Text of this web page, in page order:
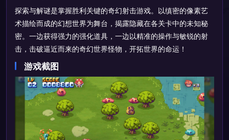
探索与解谜是掌握胜利关键的奇幻射击游戏。以缜密的像素艺
术描绘而成的幻想世界为舞台，揭露隐藏在各关卡中的未知秘
密。一边获得强力的强化道具，一边以精准的操作与敏锐的射
击，击破逼近而来的奇幻世界怪物，开拓世界的命运！
游戏截图